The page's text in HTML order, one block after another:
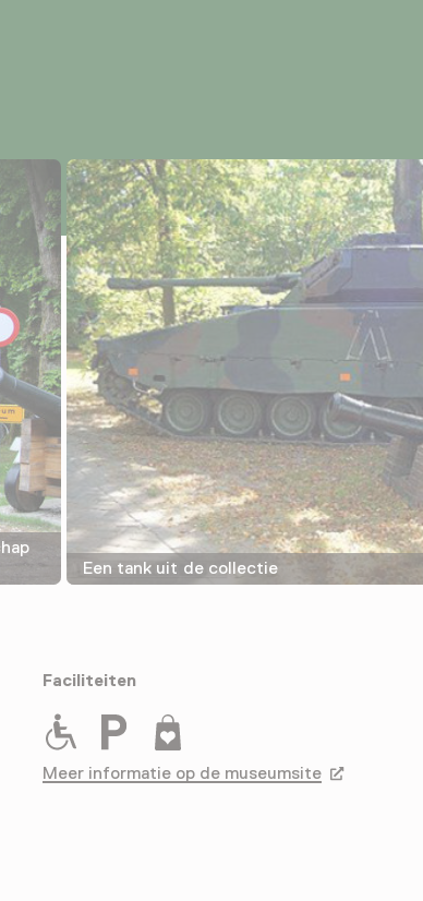
Een tank uit de collectie
Faciliteiten
Rolstoeltoegankelijk
Parkeergelegenheid voor auto's
Museumwinkel
Meer informatie op de museumsite Opent in